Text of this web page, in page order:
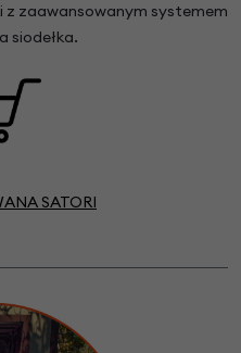
z zaawansowanym systemem
siodełka.
SATORI